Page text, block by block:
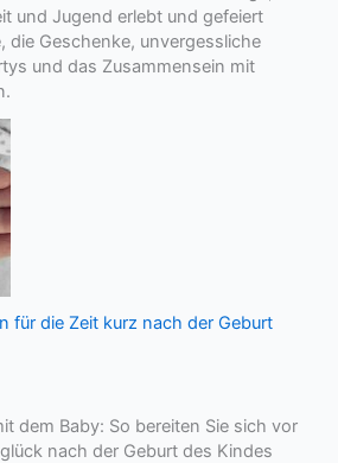
und Jugend erlebt und gefeiert
die Geschenke, unvergessliche
und das Zusammensein mit
für die Zeit kurz nach der Geburt
dem Baby: So bereiten Sie sich vor
nach der Geburt des Kindes